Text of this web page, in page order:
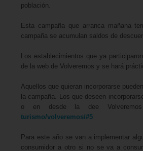
población.
Esta campaña que arranca mañana
campaña se acumulan saldos de
Los establecimientos que ya
de la web de Volveremos y se hará
Aquellos que quieran incorporarse
la campaña. Los que deseen
o en desde la dee
turismo/volveremos/#5
Para este año se van a implementar
consumidor a otro si no se va a